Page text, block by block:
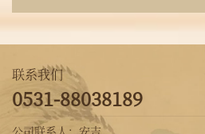
联系我们
0531-88038189